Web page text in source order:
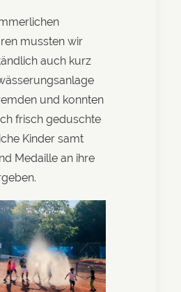
mussten wir
auch kurz
und konnten
frisch geduschte
Kinder samt
Medaille an ihre